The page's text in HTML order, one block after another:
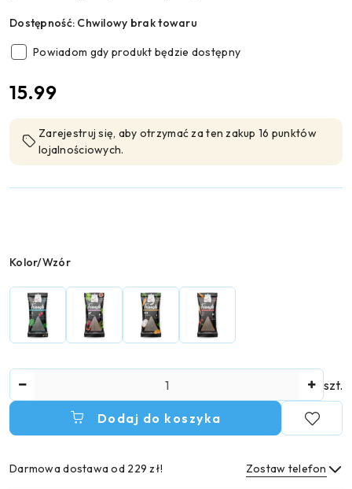
Dostępność: Chwilowy brak towaru
Powiadom gdy produkt będzie dostępny
cena:
15.99
Zarejestruj się, aby otrzymać za ten zakup 16 punktów
lojalnościowych.
Wariant
Kolor/Wzór
szt.
Dodaj do koszyka
Darmowa dostawa od 229 zł! Zostaw telefon